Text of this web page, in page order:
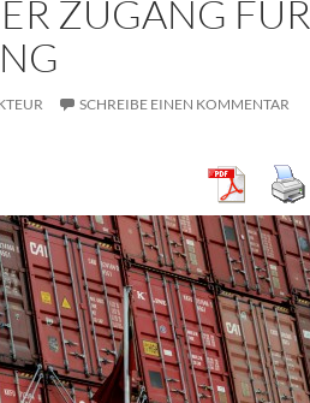
ZUGANG FÜR
SCHREIBE EINEN KOMMENTAR